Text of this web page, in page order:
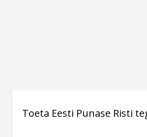
Toeta Eesti Punase Risti